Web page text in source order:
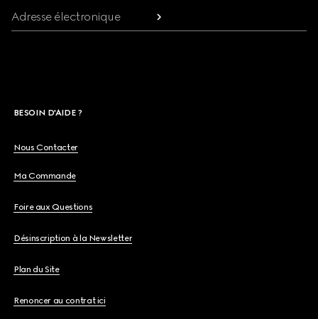
Adresse électronique
BESOIN D'AIDE ?
Nous Contacter
Ma Commande
Foire aux Questions
Désinscription à la Newsletter
Plan du Site
Renoncer au contrat ici